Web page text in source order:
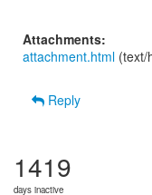
Attachments:
attachment.html
Reply
1419
days inactive